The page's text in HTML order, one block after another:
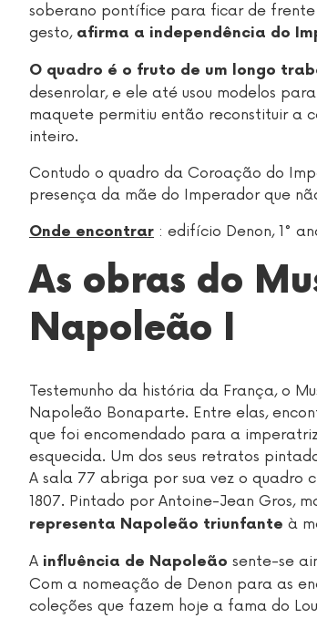
soberano pontífice para ficar de frente
gesto, afirma a independência do
O quadro é o fruto de um longo
desenrolar, e ele até usou modelos
maquete permitiu então reconstituir a
inteiro.
Contudo o quadro da Coroação do
presença da mãe do Imperador que
Onde encontrar : edifício Denon, 1°
As obras do
Napoleão I
Testemunho da história da França, o
Napoleão Bonaparte. Entre elas,
que foi encomendado para a
esquecida. Um dos seus retratos
A sala 77 abriga por sua vez o quadro
1807. Pintado por Antoine-Jean Gros,
representa Napoleão triunfante à
A influência de Napoleão sente-se
Com a nomeação de Denon para as
coleções que fazem hoje a fama do